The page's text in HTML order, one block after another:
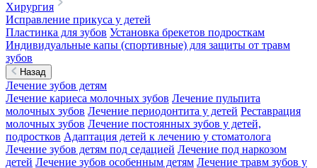
Хирургия
Исправление прикуса у детей
Пластинка для зубов Установка брекетов подросткам
Индивидуальные капы (спортивные) для защиты от травм
зубов
Назад
Лечение зубов детям
Лечение кариеса молочных зубов Лечение пульпита
молочных зубов Лечение периодонтита у детей Реставрация
молочных зубов Лечение постоянных зубов у детей,
подростков Адаптация детей к лечению у стоматолога
Лечение зубов детям под седацией Лечение под наркозом
детей Лечение зубов особенным детям Лечение травм зубов у